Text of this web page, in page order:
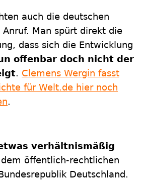
auch die deutschen
Anruf. Man spürt direkt die
dass sich die Entwicklung
offenbar doch nicht der
. Clemens Wergin fasst
für Welt.de hier noch
.
verhältnismäßig
öffentlich-rechtlichen
Deutschland.